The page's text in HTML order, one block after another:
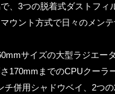
、3つの脱着式ダストフィ
ウント方式で日々のメン
サイズの大型ラジエー
170mmまでのCPUクーラ
チ併用シャドウベイ、2つ